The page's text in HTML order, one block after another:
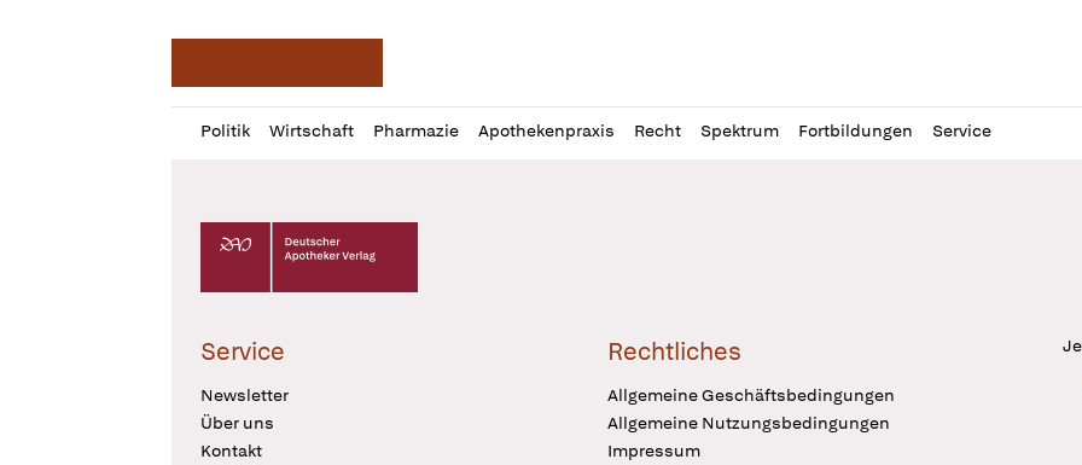
Politik Wirtschaft Pharmazie Apothekenpraxis Recht Spektrum Fortbildungen Service
Profil
öffnen
Daz
Pur
Deutscher Apotheker Verlag Logo
Service
Newsletter
Über uns
Kontakt
Rechtliches
Allgemeine Geschäftsbedingungen
Allgemeine Nutzungsbedingungen
Impressum